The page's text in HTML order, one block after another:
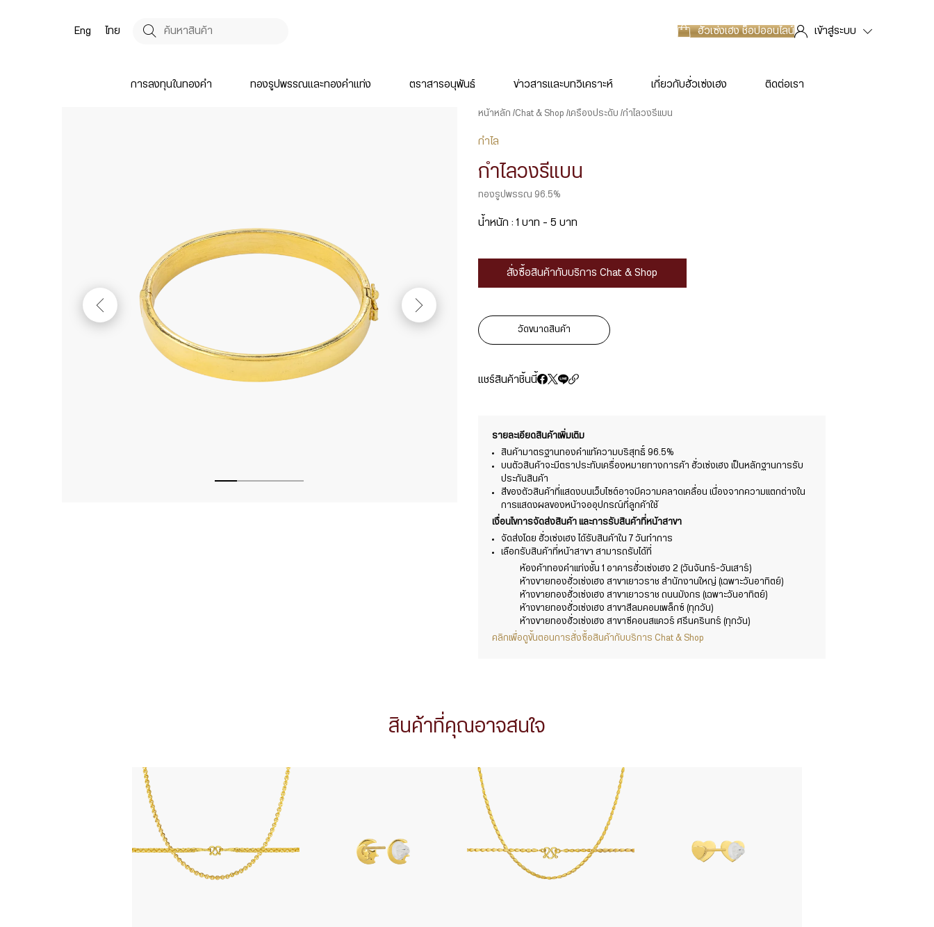
Eng ไทย ฮั่วเซ่งเฮงช็อปออนไลน์ เข้าสู่ระบบ
การลงทุนในทองคำ ทองรูปพรรณและทองคำแท่ง ตราสารอนุพันธ์ ข่าวสารและบทวิเคราะห์ เกี่ยวกับฮั่วเซ่งเฮง ติดต่อเรา
หน้าหลัก Chat & Shop เครื่องประดับ กำไลวงรีแบน
กำไล
กำไลวงรีแบน
ทองรูปพรรณ 96.5%
น้ำหนัก : 1 บาท – 5 บาท
สั่งซื้อสินค้ากับบริการ Chat & Shop
วัดขนาดสินค้า
แชร์สินค้าชิ้นนี้
รายละเอียดสินค้าเพิ่มเติม
สินค้ามาตรฐานทองคำแท้ความบริสุทธิ์ 96.5%
บนตัวสินค้าจะมีตราประทับเครื่องหมายทางการค้า ฮั่วเซ่งเฮง เป็นหลักฐานการรับ
ประกันสินค้า
สีของตัวสินค้าที่แสดงบนเว็บไซต์อาจมีความคลาดเคลื่อน เนื่องจากความแตกต่างใน
การแสดงผลของหน้าจออุปกรณ์ที่ลูกค้าใช้
เงื่อนไขการจัดส่งสินค้า และการรับสินค้าที่หน้าสาขา
จัดส่งโดย ฮั่วเซ่งเฮง ได้รับสินค้าใน 7 วันทำการ
เลือกรับสินค้าที่หน้าสาขา สามารถรับได้ที่
ห้องค้าทองคำแท่งชั้น 1 อาคารฮั่วเซ่งเฮง 2 (วันจันทร์-วันเสาร์)
ห้างขายทองฮั่วเซ่งเฮง สาขาเยาวราช สำนักงานใหญ่ (เฉพาะวันอาทิตย์)
ห้างขายทองฮั่วเซ่งเฮง สาขาเยาวราช ถนนมังกร (เฉพาะวันอาทิตย์)
ห้างขายทองฮั่วเซ่งเฮง สาขาสีลมคอมเพล็กซ์ (ทุกวัน)
ห้างขายทองฮั่วเซ่งเฮง สาขาซีคอนสแควร์ ศรีนครินทร์ (ทุกวัน)
คลิกเพื่อดูขั้นตอนการสั่งซื้อสินค้ากับบริการ Chat & Shop
สินค้าที่คุณอาจสนใจ